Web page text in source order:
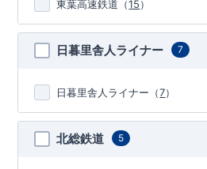
東葉高速鉄道 （15）
日暮里舎人ライナー 7
日暮里舎人ライナー （7）
北総鉄道 5